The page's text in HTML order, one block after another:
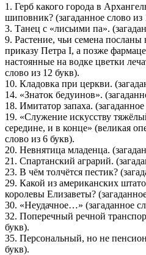
1. Герб какого города в
шиповник? (загаданное слово из
3. Танец с «лисьими па».
9. Растение, чьи семена
приказу Петра I, а позже
настоянные на водке цветки
слово из 12 букв).
10. Кладовка при церкви.
14. «Знаток бедуинов».
18. Имитатор запаха.
19. «Служение искусству
середине, и в конце» (великая
слово из 6 букв).
20. Невнятица младенца.
21. Спартанский аграрий.
23. В чём толчётся пестик?
29. Какой из американских
королевы Елизаветы?
30. «Неудачное…» (загаданное
32. Поперечный речной
букв).
35. Персональный, но не
букв).